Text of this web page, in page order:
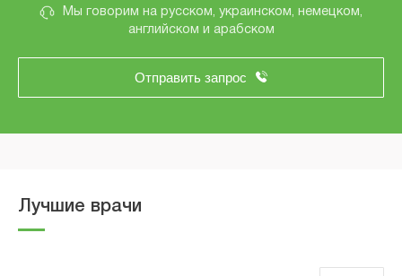
Мы говорим на русском, украинском, немецком,
английском и арабском
Отправить запрос
Лучшие врачи